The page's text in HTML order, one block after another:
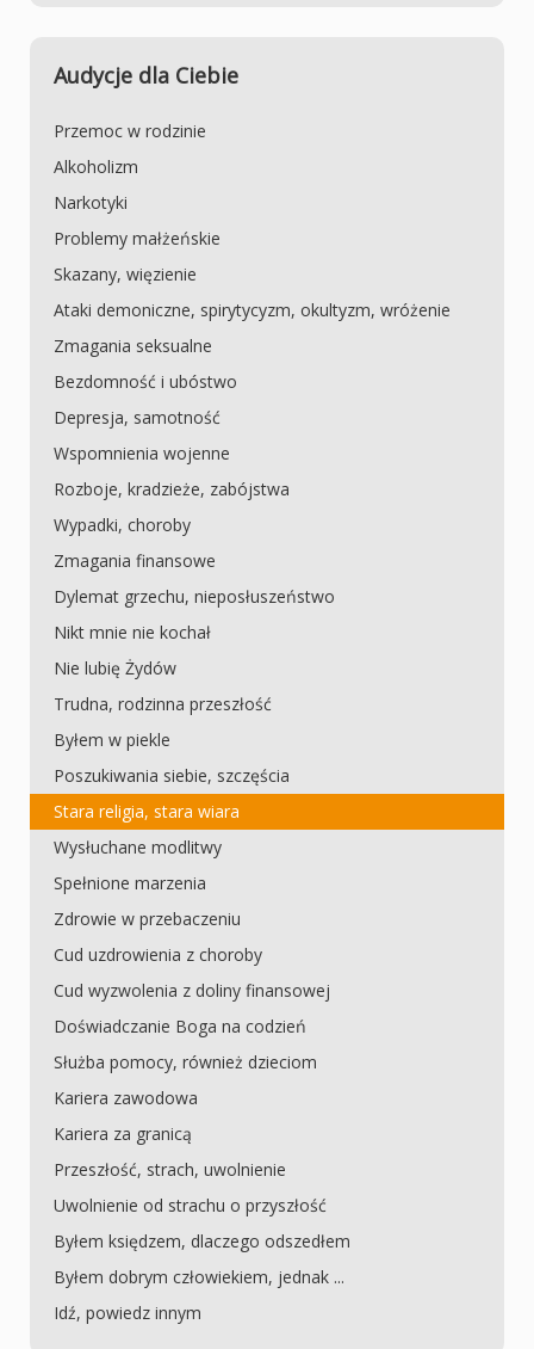
Audycje dla Ciebie
Przemoc w rodzinie
Alkoholizm
Narkotyki
Problemy małżeńskie
Skazany, więzienie
Ataki demoniczne, spirytycyzm, okultyzm, wróżenie
Zmagania seksualne
Bezdomność i ubóstwo
Depresja, samotność
Wspomnienia wojenne
Rozboje, kradzieże, zabójstwa
Wypadki, choroby
Zmagania finansowe
Dylemat grzechu, nieposłuszeństwo
Nikt mnie nie kochał
Nie lubię Żydów
Trudna, rodzinna przeszłość
Byłem w piekle
Poszukiwania siebie, szczęścia
Stara religia, stara wiara
Wysłuchane modlitwy
Spełnione marzenia
Zdrowie w przebaczeniu
Cud uzdrowienia z choroby
Cud wyzwolenia z doliny finansowej
Doświadczanie Boga na codzień
Służba pomocy, również dzieciom
Kariera zawodowa
Kariera za granicą
Przeszłość, strach, uwolnienie
Uwolnienie od strachu o przyszłość
Byłem księdzem, dlaczego odszedłem
Byłem dobrym człowiekiem, jednak ...
Idź, powiedz innym